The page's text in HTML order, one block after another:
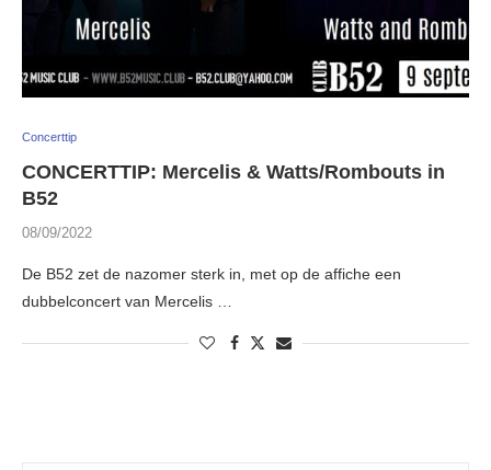
Concerttip
CONCERTTIP: Mercelis & Watts/Rombouts in
B52
08/09/2022
De B52 zet de nazomer sterk in, met op de affiche een
dubbelconcert van Mercelis …